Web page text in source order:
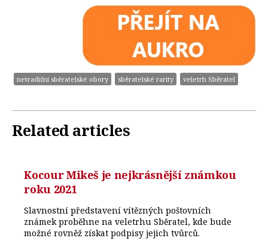
netradiční sběratelské obory sběratelské rarity veletrh Sběratel
Related articles
Kocour Mikeš je nejkrásnější známkou
roku 2021
Slavnostní představení vítězných poštovních
známek proběhne na veletrhu Sběratel, kde bude
možné rovněž získat podpisy jejich tvůrců.